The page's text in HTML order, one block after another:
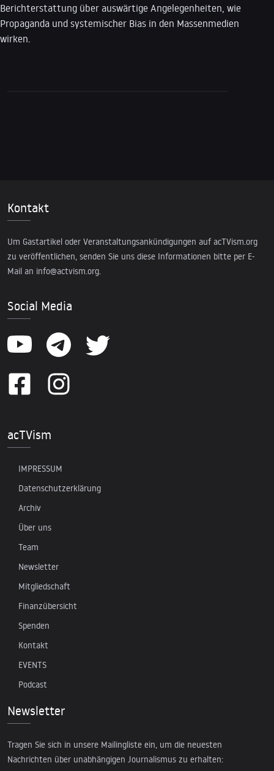
Berichterstattung über auswärtige Angelegenheiten, wie
Propaganda und systemischer Bias in den Massenmedien
wirken.
Kontakt
Um Gastartikel oder Veranstaltungsankündigungen auf acTVism.org
zu veröffentlichen, senden Sie uns diese Informationen bitte per E-
Mail an info@actvism.org.
Social Media
acTVism
IMPRESSUM
Datenschutzerklärung
Archiv
Über uns
Team
Newsletter
Mitgliedschaft
Finanzübersicht
Spenden
Kontakt
EVENTS
Podcast
Newsletter
Tragen Sie sich in unsere Mailingliste ein, um die neuesten
Nachrichten über unabhängigen Journalismus zu erhalten: